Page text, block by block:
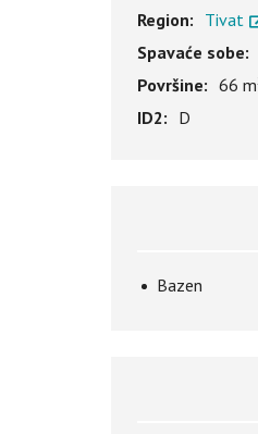
Region: Tivat
Spavaće sobe:
Površine: 66
ID2: D
Bazen